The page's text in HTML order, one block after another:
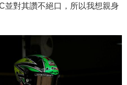
並對其讚不絕口，所以我想親身